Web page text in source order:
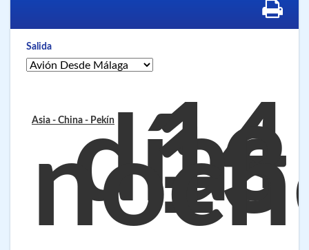
OFERTAS SENIORS
EGIPTO LEGENDARIO
VUELOS 25 CIUDADES
VUELOS A SHARM
Salida
Asia - China - Pekín 14
13